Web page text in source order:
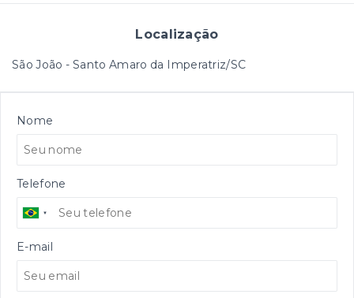
Localização
São João - Santo Amaro da Imperatriz/SC
Nome
Telefone
E-mail